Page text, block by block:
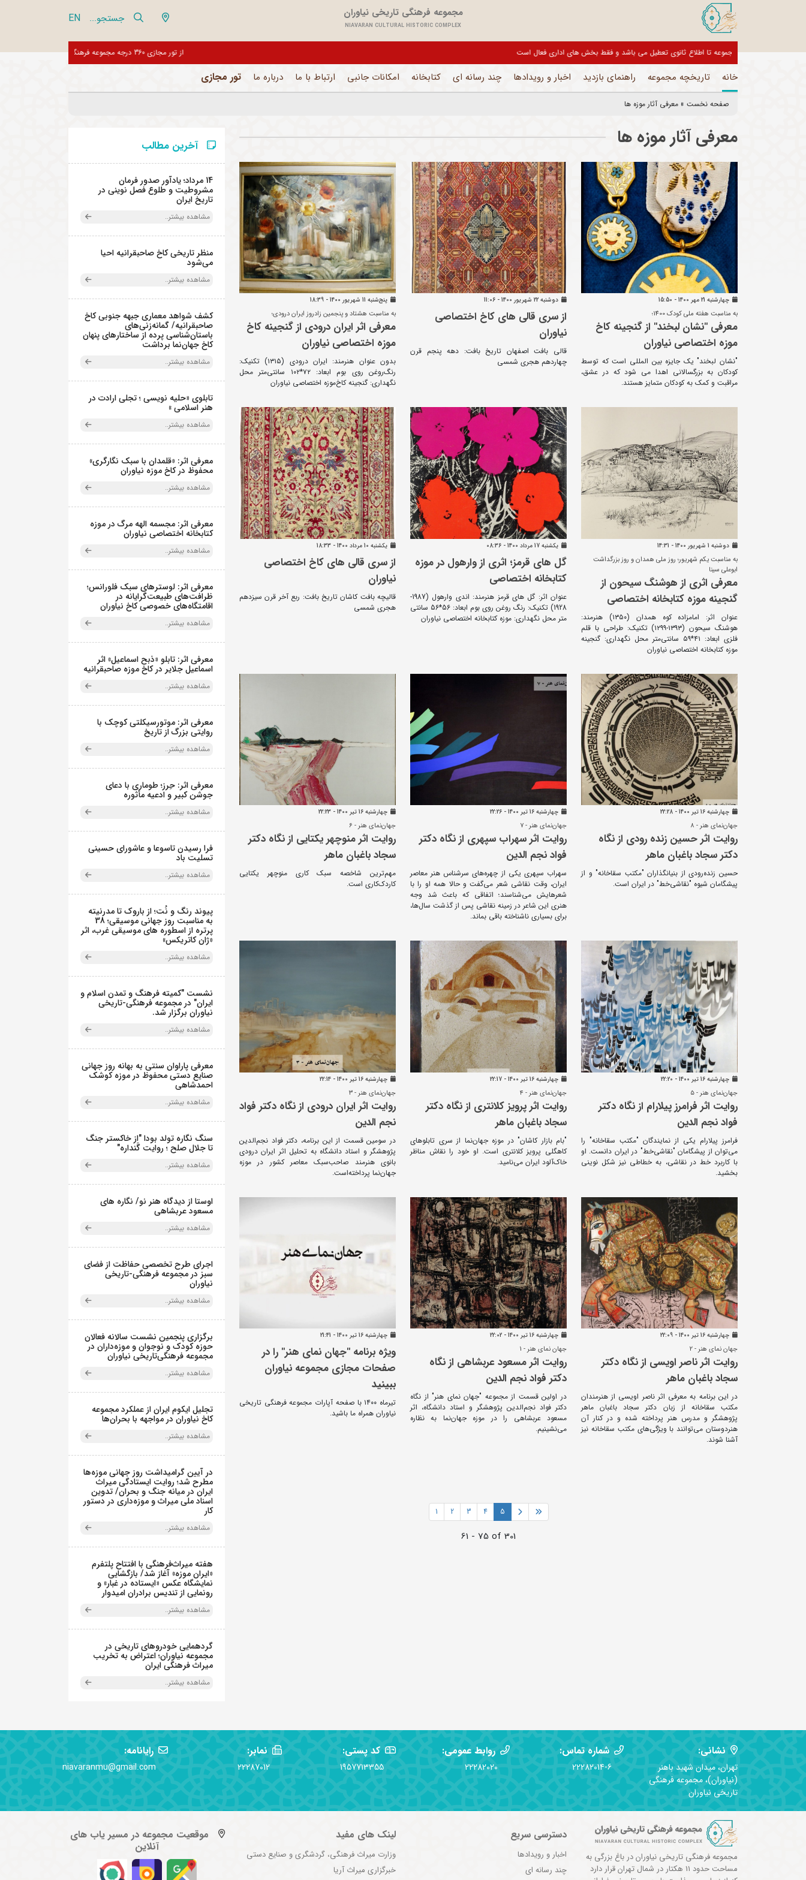
مجموعه فرهنگی تاریخی نیاوران
NIAVARAN CULTURAL HISTORIC COMPLEX جستجو... EN
از تور مجازی 360 درجه مجموعه فرهنگی تاریخی نیاوران بازدید نمایید بازدیدکنندگان گرامی، موزه های این مجموعه تا اطلاع ثانوی تعطیل می باشد و فقط بخش های اداری فعال است
خانه تاریخچه مجموعه راهنمای بازدید اخبار و رویدادها چند رسانه ای کتابخانه امکانات جانبی ارتباط با ما درباره ما تور مجازی
صفحه نخست » معرفی آثار موزه ها
معرفی آثار موزه ها
چهارشنبه 21 مهر 1400 - 15:50
به مناسبت هفته ملی کودک 1400؛
معرفی "نشان لبخند" از گنجینه کاخ
موزه اختصاصی نیاوران
"نشان لبخند" یک جایزه بین المللی است که توسط
کودکان به بزرگسالانی اهدا می شود که در عشق،
مراقبت و کمک به کودکان متمایز هستند.
دوشنبه 22 شهريور 1400 - 11:06
از سری قالی های کاخ اختصاصی
نیاوران
قالی بافت اصفهان تاریخ بافت: دهه پنجم قرن
چهاردهم هجری شمسی
پنج‌شنبه 11 شهريور 1400 - 18:39
به مناسبت هشتاد و پنجمین زادروز ایران درودی؛
معرفی اثر ایران درودی از گنجینه کاخ
موزه اختصاصی نیاوران
بدون عنوان هنرمند: ایران درودی (۱۳۱۵) تکنیک:
رنگ‌روغن روی بوم ابعاد: ۷۲*۱۰۲ سانتی‌متر محل
نگهداری: گنجینه کاخ‌موزه اختصاصی نیاوران
دوشنبه 1 شهريور 1400 - 14:31
به مناسبت یکم شهریور؛ روز ملی همدان و روز بزرگداشت
ابوعلی سینا
معرفی اثری از هوشنگ سیحون از
گنجینه موزه کتابخانه اختصاصی
عنوان اثر: امامزاده کوه همدان (۱۳۵۰) هنرمند:
هوشنگ سیحون (۱۳۹۳-۱۲۹۹) تکنیک: طراحی با قلم
فلزی ابعاد: ۴۱*۵۹ سانتی‌متر محل نگهداری: گنجینه
موزه کتابخانه اختصاصی نیاوران
يکشنبه 17 مرداد 1400 - 08:36
گل های قرمز؛ اثری از وارهول در موزه
کتابخانه اختصاصی
عنوان اثر: گل های قرمز هنرمند: اندی وارهول (1987-
1928) تکنیک: رنگ روغن روی بوم ابعاد: 56*56 سانتی
متر محل نگهداری: موزه کتابخانه اختصاصی نیاوران
يکشنبه 10 مرداد 1400 - 18:33
از سری قالی های کاخ اختصاصی
نیاوران
قالیچه بافت کاشان تاریخ بافت: ربع آخر قرن سیزدهم
هجری شمسی
چهارشنبه 16 تير 1400 - 22:28
جهان‌نمای هنر - ۸
روایت اثر حسین زنده رودی از نگاه
دکتر سجاد باغبان ماهر
حسین زنده‌رودی از بنیانگذاران "مکتب سقاخانه" و از
پیشگامان شیوه "نقاشی‌خط" در ایران است.
چهارشنبه 16 تير 1400 - 22:26
جهان‌نمای هنر - ۷
روایت اثر سهراب سپهری از نگاه دکتر
فواد نجم الدین
سهراب سپهری یکی از چهره‌های سرشناس هنر معاصر
ایران، وقت نقاشی شعر می‌گفت و حالا همه او را با
شعرهایش می‌شناسند؛ اتفاقی که باعث شد وجه
هنری این شاعر در زمینه‌ نقاشی پس از گذشت سال‌ها،
برای بسیاری ناشناخته باقی بماند.
چهارشنبه 16 تير 1400 - 22:23
جهان‌نمای هنر - ۶
روایت اثر منوچهر یکتایی از نگاه دکتر
سجاد باغبان ماهر
مهم‌ترین شاخصه‌ سبک کاری منوچهر یکتایی
کاردک‌کاری است.
چهارشنبه 16 تير 1400 - 22:20
جهان‌نمای هنر - ۵
روایت اثر فرامرز پیلارام از نگاه دکتر
فواد نجم الدین
فرامرز پیلارام یکی از نمایندگان "مکتب سقاخانه" را
می‌توان از پیشگامان "نقاشی‌خط" در ایران دانست. او
با کاربرد خط در نقاشی، به خطاطی نیز شکل نوینی
بخشید.
چهارشنبه 16 تير 1400 - 22:17
جهان‌نمای هنر - ۴
روایت اثر پرویز کلانتری از نگاه دکتر
سجاد باغبان ماهر
‏"بام بازار کاشان" در موزه جهان‌نما از سری تابلوهای
کاهگلی پرویز کلانتری است. او خود را نقاش مناظر
خاک‌آلود ایران می‌نامید.
چهارشنبه 16 تير 1400 - 22:14
جهان‌نمای هنر - ۳
روایت اثر ایران درودی از نگاه دکتر فواد
نجم الدین
در سومین قسمت از این برنامه، دکتر فواد نجم‌الدین
پژوهشگر و استاد دانشگاه به تحلیل اثر ایران درودی
بانوی هنرمند صاحب‌سبک معاصر کشور در موزه
جهان‌نما پرداخته‌است.
چهارشنبه 16 تير 1400 - 22:09
جهان نمای هنر - 2
روایت اثر ناصر اویسی از نگاه دکتر
سجاد باغبان ماهر
در این برنامه به معرفی اثر ناصر اویسی از هنرمندان
مکتب سقاخانه از زبان دکتر سجاد باغبان ماهر
پژوهشگر و مدرس هنر پرداخته شده و در کنار آن
هنردوستان می‌توانند با ویژگی‌های مکتب سقاخانه نیز
آشنا شوند.
چهارشنبه 16 تير 1400 - 22:02
جهان نمای هنر - 1
روایت اثر مسعود عربشاهی از نگاه
دکتر فواد نجم الدین
در اولین قسمت از مجموعه "جهان نمای هنر" از نگاه
دکتر فواد نجم‌الدین پژوهشگر و استاد دانشگاه، اثر
مسعود عربشاهی را در موزه جهان‌نما به نظاره‌
می‌نشینیم.
چهارشنبه 16 تير 1400 - 21:41
ویژه برنامه "جهان نمای هنر" را در
صفحات مجازی مجموعه نیاوران
ببینید
تیرماه ۱۴۰۰ با صفحه آپارات مجموعه فرهنگی تاریخی
نیاوران همراه ما باشید.
1 2 3 4 5
61 - 75 of 301
آخرین مطالب
14 مرداد؛ یادآور صدور فرمان
مشروطیت و طلوع فصل نوینی در
تاریخ ایران
مشاهده بیشتر..
منظر تاریخی کاخ صاحبقرانیه احیا
می‌شود
مشاهده بیشتر..
کشف شواهد معماری جبهه جنوبی کاخ
صاحبقرانیه/ گمانه‌زنی‌های
باستان‌شناسی پرده از ساختارهای پنهان
کاخ جهان‌نما برداشت
مشاهده بیشتر..
تابلوی «حلیه نویسی ؛ تجلی ارادت در
هنر اسلامی »
مشاهده بیشتر..
معرفی اثر: «قلمدان با سبک نگارگری»
محفوظ در کاخ موزه نیاوران
مشاهده بیشتر..
معرفی اثر: مجسمه الهه مرگ در موزه
کتابخانه اختصاصی نیاوران
مشاهده بیشتر..
معرفی اثر: لوسترهای سبک فلورانس؛
ظرافت‌های طبیعت‌گرایانه در
اقامتگاه‌های خصوصی کاخ نیاوران
مشاهده بیشتر..
معرفی اثر: تابلو «ذبح اسماعیل» اثر
اسماعیل جلایر در کاخ موزه صاحبقرانیه
مشاهده بیشتر..
معرفی اثر: موتورسیکلتی کوچک با
روایتی بزرگ از تاریخ
مشاهده بیشتر..
معرفی اثر: حِرز؛ طوماری با دعای
جوشن کبیر و ادعیه مأثوره
مشاهده بیشتر..
فرا رسیدن تاسوعا و عاشورای حسینی
تسلیت باد
مشاهده بیشتر..
پیوند رنگ و نُت؛ از باروک تا مدرنیته
به مناسبت روز جهانی موسیقی؛ 38
پرتره از اسطوره های موسیقی غرب، اثر
«ژان کاتریکس»
مشاهده بیشتر..
نشست "کمیته فرهنگ و تمدن اسلام و
ایران" در مجموعه فرهنگی‌-تاریخی
نیاوران برگزار شد.
مشاهده بیشتر..
معرفی پاراوان سنتی به بهانه روز جهانی
صنایع دستی محفوظ در موزه کوشک
احمدشاهی
مشاهده بیشتر..
سنگ نگاره تولد بودا "از خاکستر جنگ
تا جلال صلح ؛ روایت گَنداره"
مشاهده بیشتر..
اوستا از دیدگاه هنر نو/ نگاره های
مسعود عربشاهی
مشاهده بیشتر..
اجرای طرح تخصصی حفاظت از فضای
سبز در مجموعه فرهنگی-تاریخی
نیاوران
مشاهده بیشتر..
برگزاری پنجمین نشست سالانه فعالان
حوزه کودک و نوجوان و موزه‌داران در
مجموعه فرهنگی‌تاریخی نیاوران
مشاهده بیشتر..
تجلیل ایکوم ایران از عملکرد مجموعه
کاخ نیاوران در مواجهه با بحران‌ها
مشاهده بیشتر..
در آیین گرامیداشت روز جهانی موزه‌ها
مطرح شد؛ روایت ایستادگی میراث
ایران در میانه جنگ و بحران/ تدوین
اسناد ملی میراث و موزه‌داری در دستور
کار
مشاهده بیشتر..
هفته میراث‌فرهنگی با افتتاح پلتفرم
«ایران موزه» آغاز شد/ بازگشایی
نمایشگاه عکس «ایستاده در غبار» و
رونمایی از تندیس برادران امیدوار
مشاهده بیشتر..
گردهمایی خودروهای تاریخی در
مجموعه نیاوران؛ اعتراض به تخریب
میراث فرهنگی ایران
مشاهده بیشتر..
نشانی:
تهران، میدان شهید باهنر
(نیاوران)، مجموعه فرهنگی
تاریخی نیاوران
شماره تماس:
22282014-6
روابط عمومی:
22282020
کد پستی:
1957713355
نمابر:
22287012
رایانامه:
niavaranmu@gmail.com
مجموعه فرهنگی تاریخی نیاوران در باغ بزرگی به
مساحت حدود 11 هکتار در شمال تهران قرار دارد
دسترسی سریع
اخبار و رویدادها
چند رسانه ای
لینک های مفید
وزارت میراث فرهنگی، گردشگری و صنایع دستی
خبرگزاری میراث آریا
موقعیت مجموعه در مسیر یاب های
آنلاین